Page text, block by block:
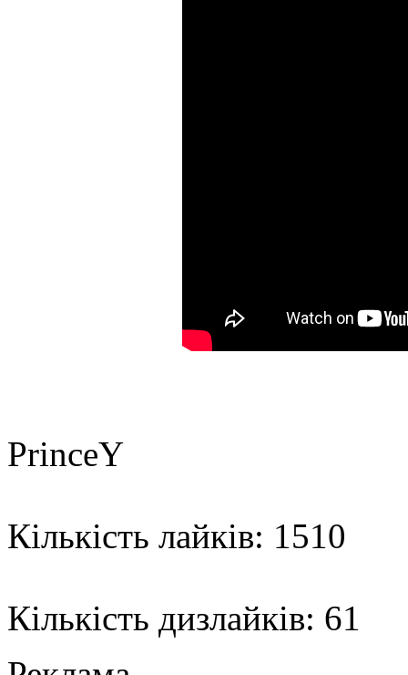
PrinceY
Кількість лайків: 1510
Кількість дизлайків: 61